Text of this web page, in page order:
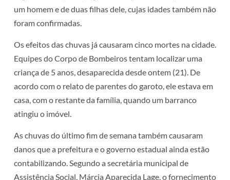
um homem e de duas filhas dele, cujas idades também não
foram confirmadas.
Os efeitos das chuvas já causaram cinco mortes na cidade.
Equipes do Corpo de Bombeiros tentam localizar uma
criança de 5 anos, desaparecida desde ontem (21). De
acordo com o relato de parentes do garoto, ele estava em
casa, com o restante da família, quando um barranco
atingiu o imóvel.
As chuvas do último fim de semana também causaram
danos que a prefeitura e o governo estadual ainda estão
contabilizando. Segundo a secretária municipal de
Assistência Social, Márcia Aparecida Lage, o fornecimento